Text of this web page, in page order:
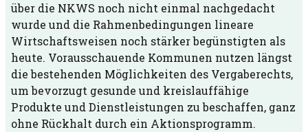
über die NKWS noch nicht einmal nachgedacht
wurde und die Rahmenbedingungen lineare
Wirtschaftsweisen noch stärker begünstigten als
heute. Vorausschauende Kommunen nutzen längst
die bestehenden Möglichkeiten des Vergaberechts,
um bevorzugt gesunde und kreislauffähige
Produkte und Dienstleistungen zu beschaffen, ganz
ohne Rückhalt durch ein Aktionsprogramm.